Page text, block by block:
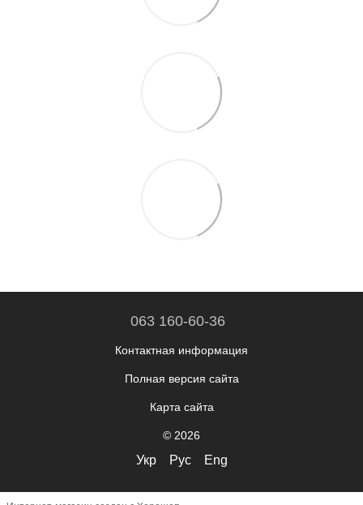
063 160-60-36
Контактная информация
Полная версия сайта
Карта сайта
© 2026
Укр Рус Eng